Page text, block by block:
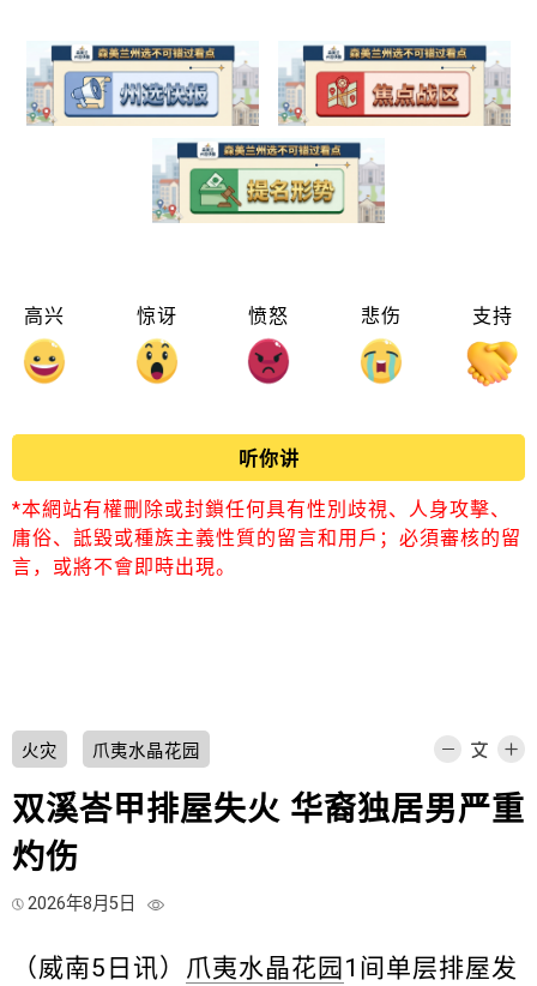
高兴 惊讶 愤怒 悲伤 支持
听你讲
*本網站有權刪除或封鎖任何具有性別歧視、人身攻擊、
庸俗、詆毀或種族主義性質的留言和用戶；必須審核的留
言，或將不會即時出現。
火灾 爪夷水晶花园
双溪峇甲排屋失火 华裔独居男严重
灼伤
2026年8月5日
（威南5日讯） 爪夷水晶花园 1间单层排屋发